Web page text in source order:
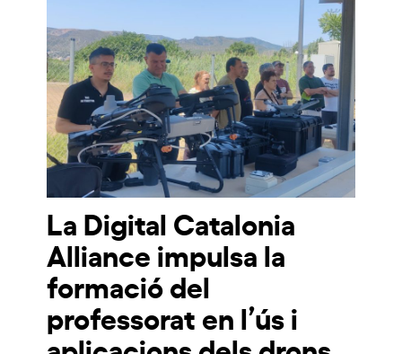
La Digital Catalonia
Alliance impulsa la
formació del
professorat en l’ús i